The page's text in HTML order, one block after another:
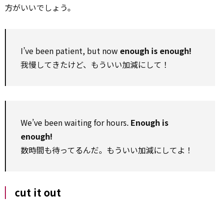
方がいいでしょう。
I’ve been patient, but now enough is enough!
我慢してきたけど、もういい加減にして！
We’ve been waiting for hours. Enough is
enough!
数時間も待ってるんだ。もういい加減にしてよ！
cut it out